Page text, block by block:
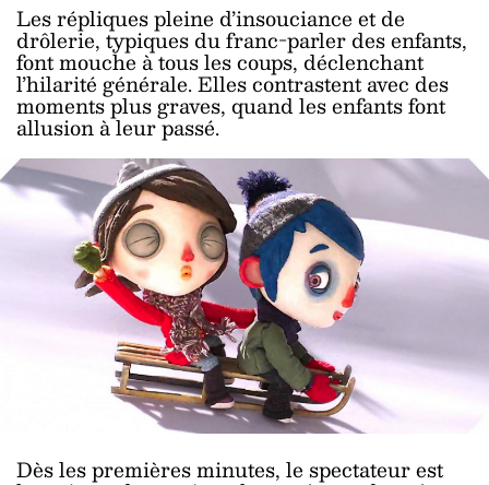
Les répliques pleine d’insouciance et de
drôlerie, typiques du franc-parler des enfants,
font mouche à tous les coups, déclenchant
l’hilarité générale. Elles contrastent avec des
moments plus graves, quand les enfants font
allusion à leur passé.
Dès les premières minutes, le spectateur est